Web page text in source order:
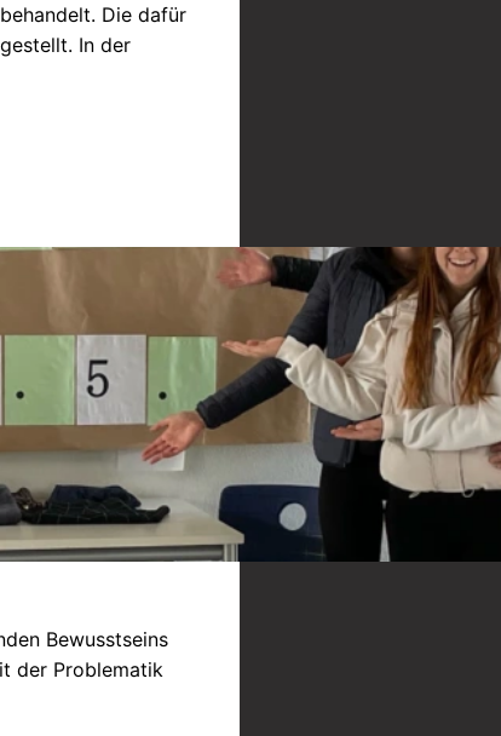
Die dafür
In der
Bewusstseins
der Problematik